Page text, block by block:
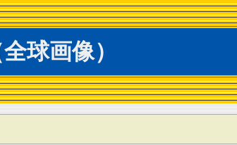
球画像）